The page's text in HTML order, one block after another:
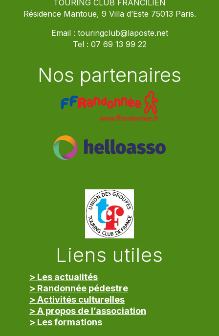
TOURING CLUB FRANCILIEN
Résidence Mantoue, 9 Villa d’Este 75013 Paris.
Email : touringclub@laposte.net
Tel : 07 69 13 99 22
Nos partenaires
Liens utiles
> Les actualités
> Randonnée pédestre
> Activités culturelles
> A propos de l’association
> Les formations